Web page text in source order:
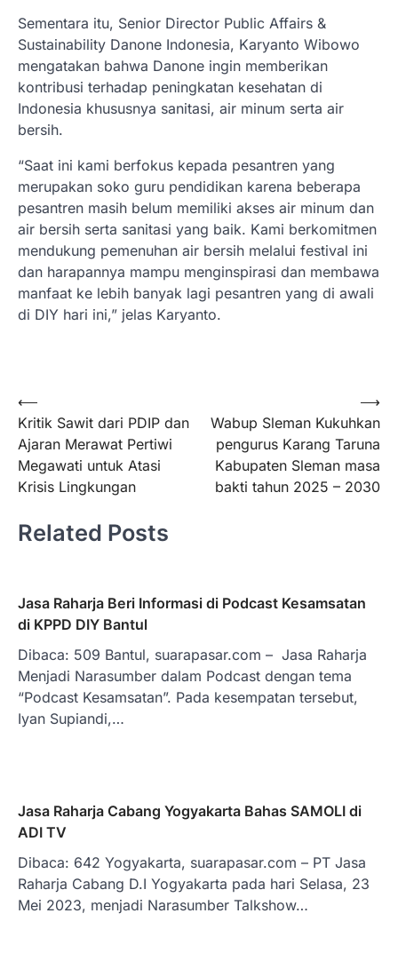
Sementara itu, Senior Director Public Affairs &
Sustainability Danone Indonesia, Karyanto Wibowo
mengatakan bahwa Danone ingin memberikan
kontribusi terhadap peningkatan kesehatan di
Indonesia khususnya sanitasi, air minum serta air
bersih.
“Saat ini kami berfokus kepada pesantren yang
merupakan soko guru pendidikan karena beberapa
pesantren masih belum memiliki akses air minum dan
air bersih serta sanitasi yang baik. Kami berkomitmen
mendukung pemenuhan air bersih melalui festival ini
dan harapannya mampu menginspirasi dan membawa
manfaat ke lebih banyak lagi pesantren yang di awali
di DIY hari ini,” jelas Karyanto.
Navigasi
pos
⟵
Kritik Sawit dari PDIP dan
Ajaran Merawat Pertiwi
Megawati untuk Atasi
Krisis Lingkungan
Wabup Sleman Kukuhkan
pengurus Karang Taruna
Kabupaten Sleman masa
bakti tahun 2025 – 2030
⟶
Related Posts
Jasa Raharja Beri Informasi di Podcast Kesamsatan
di KPPD DIY Bantul
Dibaca: 509 Bantul, suarapasar.com – Jasa Raharja
Menjadi Narasumber dalam Podcast dengan tema
“Podcast Kesamsatan”. Pada kesempatan tersebut,
Iyan Supiandi,…
Jasa Raharja Cabang Yogyakarta Bahas SAMOLI di
ADI TV
Dibaca: 642 Yogyakarta, suarapasar.com – PT Jasa
Raharja Cabang D.I Yogyakarta pada hari Selasa, 23
Mei 2023, menjadi Narasumber Talkshow…